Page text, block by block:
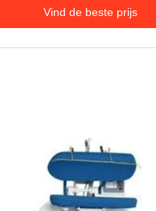
Vind de beste prijs